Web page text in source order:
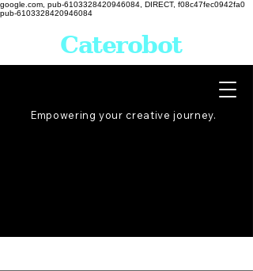
google.com, pub-6103328420946084, DIRECT, f08c47fec0942fa0
pub-6103328420946084
Empowering your creative journey.
Caterobot